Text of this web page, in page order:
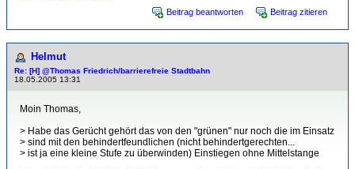
Beitrag beantworten Beitrag zitieren
Helmut
Re: [H] @Thomas Friedrich/barrierefreie Stadtbahn
18.05.2005 13:31
Moin Thomas,
> Habe das Gerücht gehört das von den "grünen" nur noch die im Einsatz
> sind mit den behindertfeundlichen (nicht behindertgerechten...
> ist ja eine kleine Stufe zu überwinden) Einstiegen ohne Mittelstange